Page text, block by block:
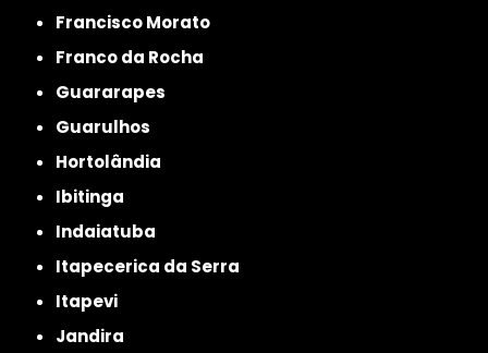
Francisco Morato
Franco da Rocha
Guararapes
Guarulhos
Hortolândia
Ibitinga
Indaiatuba
Itapecerica da Serra
Itapevi
Jandira